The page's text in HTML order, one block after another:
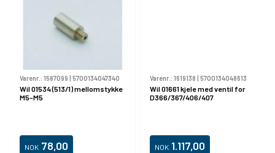
Varenr.: 1587099 5700134047340
Wil 01534 (513/1) mellomstykke
M5–M5
NOK 78,00
Varenr.: 1619138 5700134048613
Wil 01661 kjele med ventil for
D366/367/406/407
NOK 1.117,00